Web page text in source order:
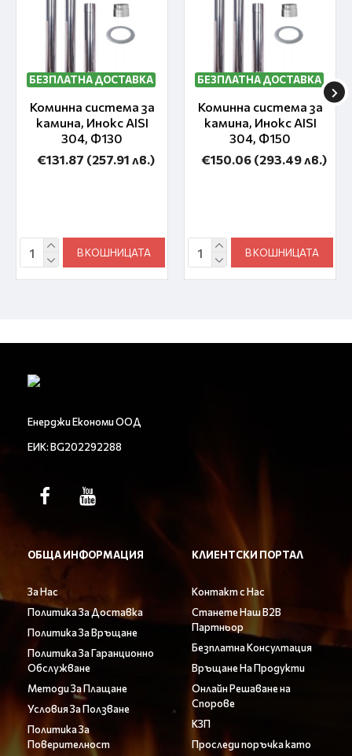
БЕЗПЛАТНА ДОСТАВКА
Коминна система за
камина, Инокс AISI
304, Ф130
€131.87 (257.91 лв.)
В КОШНИЦАТА
БЕЗПЛАТНА ДОСТАВКА
Коминна система за
камина, Инокс AISI
304, Ф150
€150.06 (293.49 лв.)
В КОШНИЦАТА
Енерджи Економи ООД
ЕИК: BG202292288
ОБЩА ИНФОРМАЦИЯ
За Нас
Политика За Доставка
Политика За Връщане
Политика За Гаранционно
Обслужване
Методи За Плащане
Условия За Ползване
Политика За
Поверителност
КЛИЕНТСКИ ПОРТАЛ
Контакт с Нас
Станете Наш B2B
Партньор
Безплатна Консултация
Връщане На Продукти
Онлайн Решаване на
Спорове
КЗП
Проследи поръчка като